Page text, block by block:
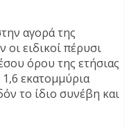
αγορά της
ειδικοί πέρυσι
όρου της ετήσιας
εκατομμύρια
το ίδιο συνέβη και